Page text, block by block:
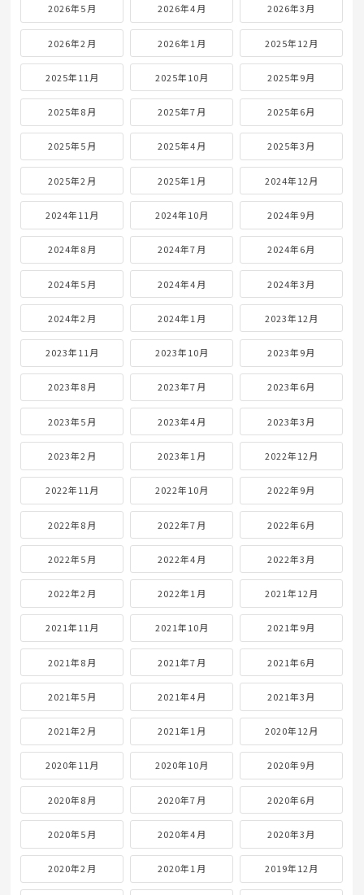
2026年5月 2026年4月 2026年3月
2026年2月 2026年1月 2025年12月
2025年11月 2025年10月 2025年9月
2025年8月 2025年7月 2025年6月
2025年5月 2025年4月 2025年3月
2025年2月 2025年1月 2024年12月
2024年11月 2024年10月 2024年9月
2024年8月 2024年7月 2024年6月
2024年5月 2024年4月 2024年3月
2024年2月 2024年1月 2023年12月
2023年11月 2023年10月 2023年9月
2023年8月 2023年7月 2023年6月
2023年5月 2023年4月 2023年3月
2023年2月 2023年1月 2022年12月
2022年11月 2022年10月 2022年9月
2022年8月 2022年7月 2022年6月
2022年5月 2022年4月 2022年3月
2022年2月 2022年1月 2021年12月
2021年11月 2021年10月 2021年9月
2021年8月 2021年7月 2021年6月
2021年5月 2021年4月 2021年3月
2021年2月 2021年1月 2020年12月
2020年11月 2020年10月 2020年9月
2020年8月 2020年7月 2020年6月
2020年5月 2020年4月 2020年3月
2020年2月 2020年1月 2019年12月